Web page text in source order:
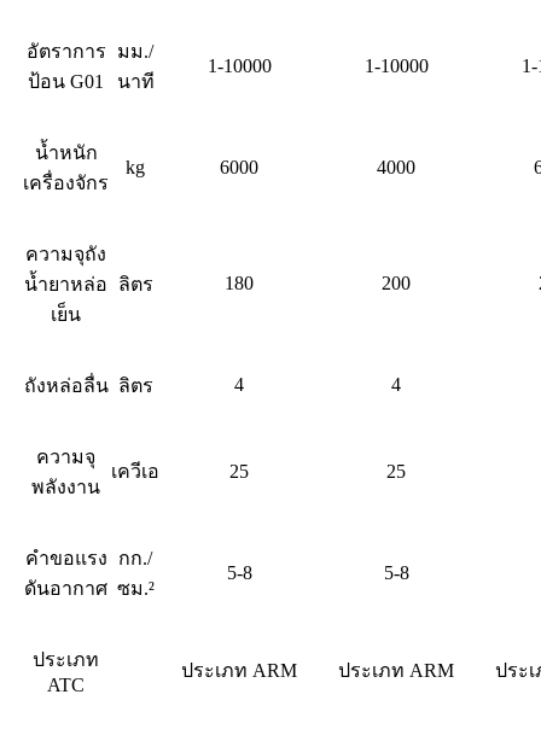
อัตราการ
ป้อน G01
มม./
นาที
1-10000 1-10000
น้ำหนัก
เครื่องจักร
kg 6000 4000
ความจุถัง
น้ำยาหล่อ
เย็น
ลิตร 180 200
ถังหล่อลื่น ลิตร 4 4
ความจุ
พลังงาน
เควีเอ 25 25
คำขอแรง
ดันอากาศ
กก./
ซม.²
5-8 5-8
ประเภท
ATC
ประเภท ARM ประเภท ARM ประ